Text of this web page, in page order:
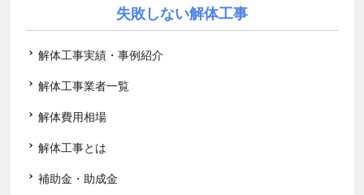
失敗しない解体工事
解体工事実績・事例紹介
解体工事業者一覧
解体費用相場
解体工事とは
補助金・助成金